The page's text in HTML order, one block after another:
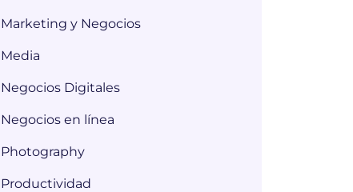
Marketing y Negocios
Media
Negocios Digitales
Negocios en línea
Photography
Productividad